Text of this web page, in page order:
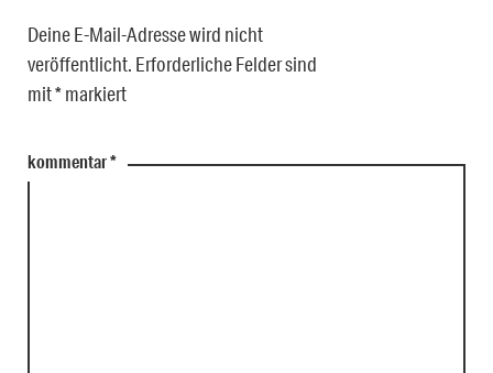
Deine E-Mail-Adresse wird nicht
veröffentlicht. Erforderliche Felder sind
mit*markiert
kommentar*